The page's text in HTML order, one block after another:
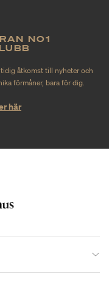
NO1
åtkomst till nyheter och
förmåner, bara för dig.
här